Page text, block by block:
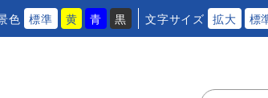
色 標準 黄 青 黒 文字サイズ 拡大 標